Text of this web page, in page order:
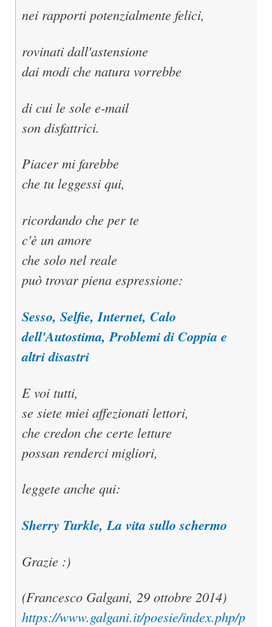
nei rapporti potenzialmente felici,
rovinati dall'astensione
dai modi che natura vorrebbe
di cui le sole e-mail
son disfattrici.
Piacer mi farebbe
che tu leggessi qui,
ricordando che per te
c'è un amore
che solo nel reale
può trovar piena espressione:
Sesso, Selfie, Internet, Calo
dell'Autostima, Problemi di Coppia e
altri disastri
E voi tutti,
se siete miei affezionati lettori,
che credon che certe letture
possan renderci migliori,
leggete anche qui:
Sherry Turkle, La vita sullo schermo
Grazie :)
(Francesco Galgani, 29 ottobre 2014)
https://www.galgani.it/poesie/index.php/p